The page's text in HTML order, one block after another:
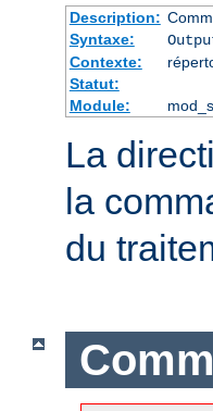
Description:
Syntaxe:
Contexte:
Statut:
Module:
La
la
du